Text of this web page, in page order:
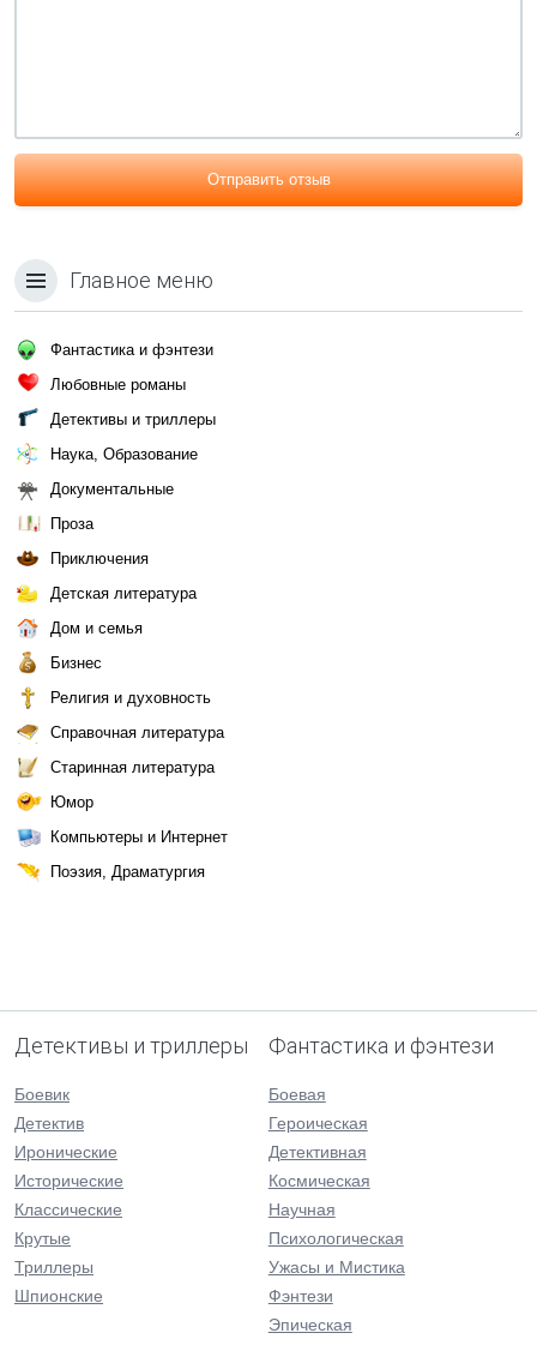
Отправить отзыв
Главное меню
Фантастика и фэнтези
Любовные романы
Детективы и триллеры
Наука, Образование
Документальные
Проза
Приключения
Детская литература
Дом и семья
Бизнес
Религия и духовность
Справочная литература
Старинная литература
Юмор
Компьютеры и Интернет
Поэзия, Драматургия
Детективы и триллеры
Боевик
Детектив
Иронические
Исторические
Классические
Крутые
Триллеры
Шпионские
Фантастика и фэнтези
Боевая
Героическая
Детективная
Космическая
Научная
Психологическая
Ужасы и Мистика
Фэнтези
Эпическая